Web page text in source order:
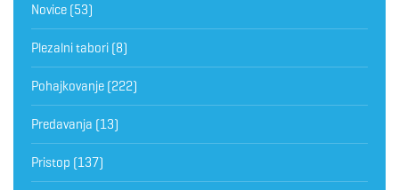
Novice (53)
Plezalni tabori (8)
Pohajkovanje (222)
Predavanja (13)
Pristop (137)